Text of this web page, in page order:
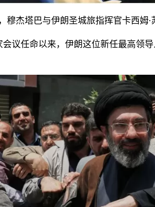
穆杰塔巴与伊朗圣城旅指挥官卡西姆·
议任命以来，伊朗这位新任最高领